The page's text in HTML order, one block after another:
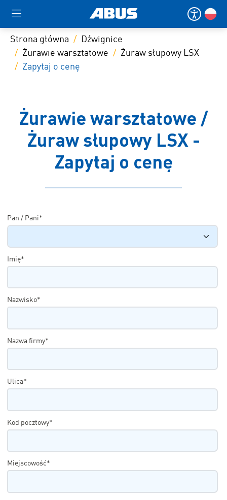
Strona główna
Dźwignice
Żurawie warsztatowe
Żuraw słupowy LSX
Zapytaj o cenę
Żurawie warsztatowe /
Żuraw słupowy LSX -
Zapytaj o cenę
Pan / Pani*
Imię*
Nazwisko*
Nazwa firmy*
Ulica*
Kod pocztowy*
Miejscowość*